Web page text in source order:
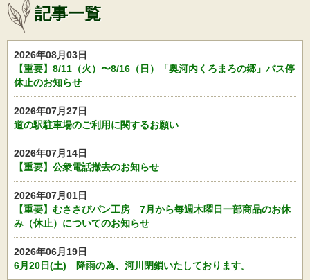
記事一覧
2026年08月03日
【重要】8/11（火）〜8/16（日）「奥河内くろまろの郷」バス停
休止のお知らせ
2026年07月27日
道の駅駐車場のご利用に関するお願い
2026年07月14日
【重要】公衆電話撤去のお知らせ
2026年07月01日
【重要】むささびパン工房 7月から毎週木曜日一部商品のお休
み（休止）についてのお知らせ
2026年06月19日
6月20日(土) 降雨の為、河川閉鎖いたしております。